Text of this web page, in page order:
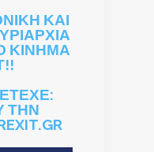
ΚΑΙ
ΚΙΝΗΜΑ
ΤΗΝ